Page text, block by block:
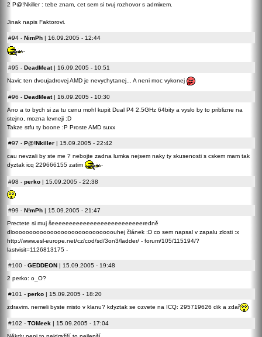
2 P@!Nkiller : tebe znam, cet sem si tvuj rozhovor s admixem.
Jinak napis Faktorovi.
#94 - NimPh | 16.09.2005 - 12:44
#95 - DeadMeat| 16.09.2005 - 10:51
Navic ten dvoujadrovej AMD je nevychytanej... A neni moc vykonej
#96 - DeadMeat| 16.09.2005 - 10:30
Ano a to bych si za tu cenu mohl kupit Dual P4 2.5GHz 64bity a vyslo by to priblizne na
stejno, mozna levneji :D
Takze stfu ty boone :P Proste AMD suxx
#97 - P@!Nkiller | 15.09.2005 - 22:42
cau nevzali by ste me ? nebojte zadna lumka nejsem naky ty skusenosti s cskem mam tak
dyztak icq 229666155 zatim
#98 - perko | 15.09.2005 - 22:38
#99 - N!mPh | 15.09.2005 - 21:47
Prectete si muj šeeeeeeeeeeeeeeeeeeeeeeeeeeredně
dlooooooooooooooooooooooooooooouhej článek :D co sem napsal v zapalu zlosti :x
http://www.esl-europe.net/cz/cod/sd/3on3/ladder/ - forum/105/115194/?
lastvisit=1126813175 -
#100 - GEDDEON | 15.09.2005 - 19:48
2 perko: o_O?
#101 - perko | 15.09.2005 - 18:20
zdravim. nemeli byste misto v klanu? kdyztak se ozvete na ICQ: 295719626 dik a zdař
#102 - TOMeek | 15.09.2005 - 17:04